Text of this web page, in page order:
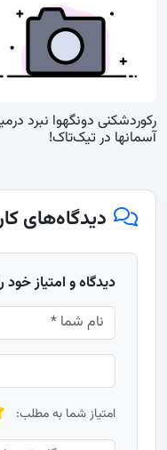
رکوردشکنی دونگهوا نبرد
آسمانها در تیک‌تاک!
دیدگاه‌های
دیدگاه و امتیاز خود
امتیاز شما به مطلب: